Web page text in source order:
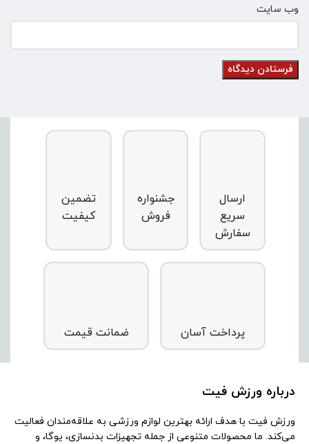
وب‌ سایت
ارسال
سریع
سفارش
جشنواره
فروش
تضمین
کیفیت
پرداخت آسان ضمانت قیمت
درباره ورزش فیت
ورزش فیت با هدف ارائه بهترین لوازم ورزشی به علاقه‌مندان فعالیت
می‌کند. ما محصولات متنوعی از جمله تجهیزات بدنسازی، یوگا، و